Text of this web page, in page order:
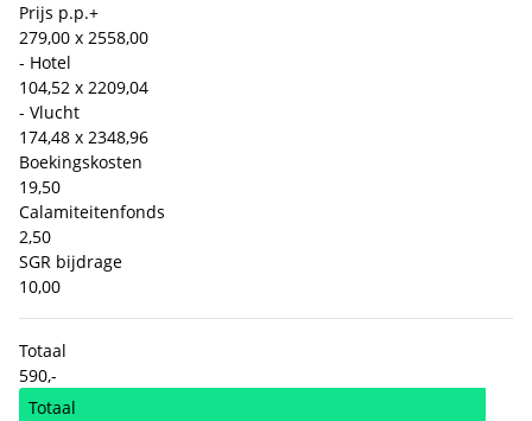
Prijs p.p.+
279,00 x 2558,00
- Hotel
104,52 x 2209,04
- Vlucht
174,48 x 2348,96
Boekingskosten
19,50
Calamiteitenfonds
2,50
SGR bijdrage
10,00
Totaal
590,-
Totaal